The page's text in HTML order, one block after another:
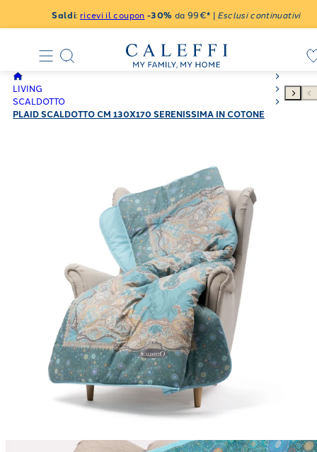
Saldi: ricevi il coupon -30% da 99€* | Esclusi continuativi
LIVING
SCALDOTTO
PLAID SCALDOTTO CM 130X170 SERENISSIMA IN COTONE